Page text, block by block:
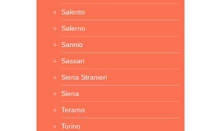
Salento
Salerno
Sannio
Sassari
Siena Stranieri
Siena
Teramo
Torino